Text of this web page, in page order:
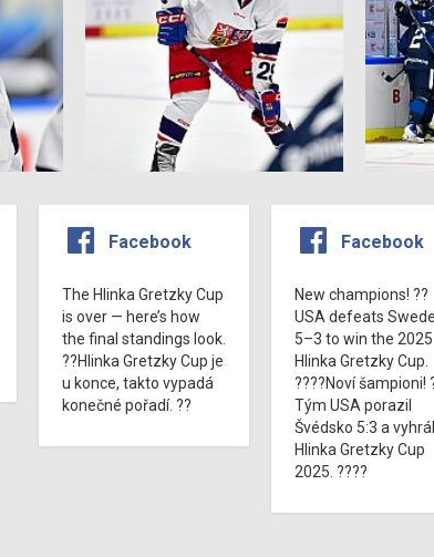
Facebook
The Hlinka Gretzky Cup
is over — here’s how
the final standings look.
??Hlinka Gretzky Cup je
u konce, takto vypadá
konečné pořadí. ??
Facebook
New champions! ??
USA defeats
5–3 to win the 2025
Hlinka Gretzky Cup.
????Noví šampioni!
Tým USA porazil
Švédsko 5:3 a vyhrál
Hlinka Gretzky Cup
2025. ????